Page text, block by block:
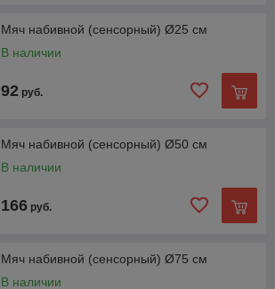
Мяч набивной (сенсорный) Ø25 см
В наличии
92 руб.
Мяч набивной (сенсорный) Ø50 см
В наличии
166 руб.
Мяч набивной (сенсорный) Ø75 см
В наличии